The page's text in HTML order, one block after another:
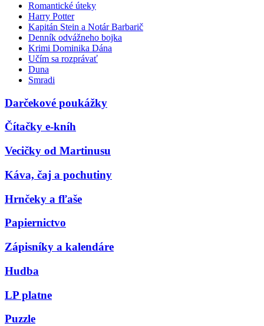
Romantické úteky
Harry Potter
Kapitán Stein a Notár Barbarič
Denník odvážneho bojka
Krimi Dominika Dána
Učím sa rozprávať
Duna
Smradi
Darčekové poukážky
Čítačky e-kníh
Vecičky od Martinusu
Káva, čaj a pochutiny
Hrnčeky a fľaše
Papiernictvo
Zápisníky a kalendáre
Hudba
LP platne
Puzzle